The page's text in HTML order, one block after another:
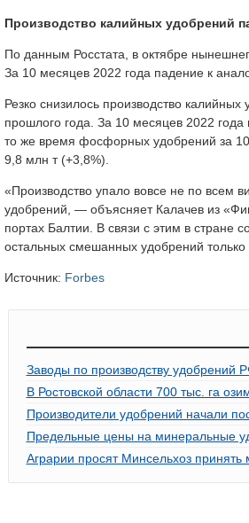
Производство калийных удобрений
По данным Росстата, в октябре
За 10 месяцев 2022 года падение к
Резко снизилось производство
прошлого года. За 10 месяцев 2022
то же время фосфорных удобрений за
9,8 млн т (+3,8%).
«Производство упало вовсе не по всем
удобрений, — объясняет Калачев из
портах Балтии. В связи с этим в стране
остальных смешанных удобрений только
Источник: Forbes
Заводы по производству
В Ростовской области 700 тыс. га
Производители удобрений начали
Предельные цены на минеральные
Аграрии просят Минсельхоз